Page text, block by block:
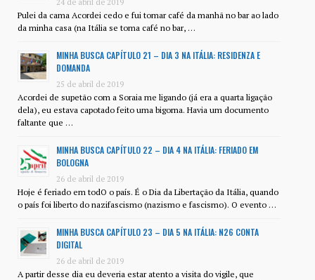
24 de abril de 2019
Pulei da cama Acordei cedo e fui tomar café da manhã no bar ao lado
da minha casa (na Itália se toma café no bar, …
MINHA BUSCA CAPÍTULO 21 – DIA 3 NA ITÁLIA: RESIDENZA E
DOMANDA
25 de abril de 2019
Acordei de supetão com a Soraia me ligando (já era a quarta ligação
dela), eu estava capotado feito uma bigorna. Havia um documento
faltante que …
MINHA BUSCA CAPÍTULO 22 – DIA 4 NA ITÁLIA: FERIADO EM
BOLOGNA
26 de abril de 2019
Hoje é feriado em todO o país. É o Dia da Libertação da Itália, quando
o país foi liberto do nazifascismo (nazismo e fascismo). O evento …
MINHA BUSCA CAPÍTULO 23 – DIA 5 NA ITÁLIA: N26 CONTA
DIGITAL
26 de abril de 2019
A partir desse dia eu deveria estar atento a visita do vigile, que